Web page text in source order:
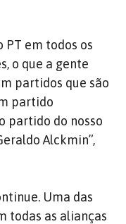
PT em todos os
o que a gente
partidos que são
partido
partido do nosso
Alckmin”,
Uma das
todas as alianças